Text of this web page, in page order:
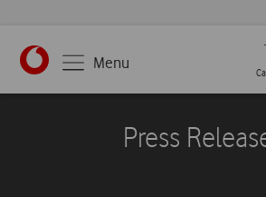
https://www.vodafone.pt
Menu
Press